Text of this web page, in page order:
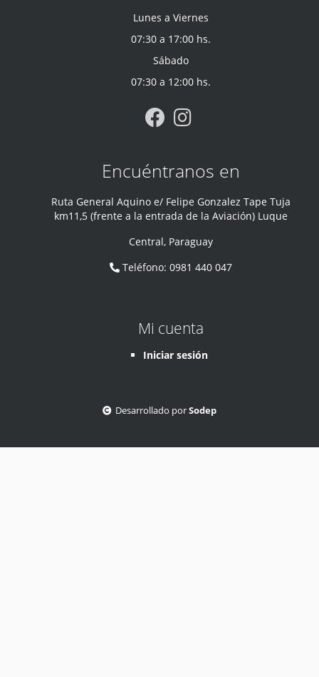
Lunes a Viernes
07:30 a 17:00 hs.
Sábado
07:30 a 12:00 hs.
Encuéntranos en
Ruta General Aquino e/ Felipe Gonzalez Tape Tuja
km11,5 (frente a la entrada de la Aviación) Luque
Central, Paraguay
Teléfono:0981 440 047
Mi cuenta
Iniciar sesión
Desarrollado porSodep